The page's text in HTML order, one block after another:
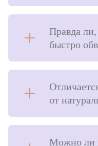
Правда
быстро
от
Можно ли